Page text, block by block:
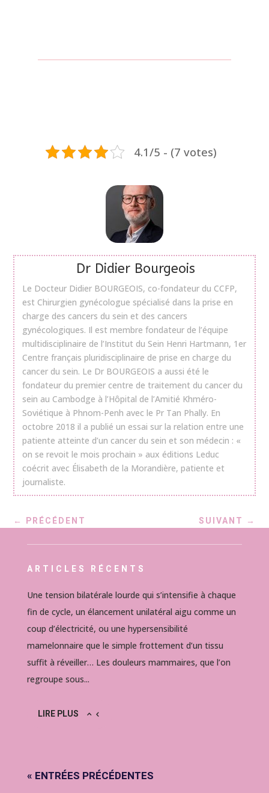
4.1/5 - (7 votes)
Dr Didier Bourgeois
Le Docteur Didier BOURGEOIS, co-fondateur du CCFP,
est Chirurgien gynécologue spécialisé dans la prise en
charge des cancers du sein et des cancers
gynécologiques. Il est membre fondateur de l’équipe
multidisciplinaire de l’Institut du Sein Henri Hartmann, 1er
Centre français pluridisciplinaire de prise en charge du
cancer du sein. Le Dr BOURGEOIS a aussi été le
fondateur du premier centre de traitement du cancer du
sein au Cambodge à l’Hôpital de l’Amitié Khméro-
Soviétique à Phnom-Penh avec le Pr Tan Phally. En
octobre 2018 il a publié un essai sur la relation entre une
patiente atteinte d’un cancer du sein et son médecin : «
on se revoit le mois prochain » aux éditions Leduc
coécrit avec Élisabeth de la Morandière, patiente et
journaliste.
← PRÉCÉDENT SUIVANT →
ARTICLES RÉCENTS
Une tension bilatérale lourde qui s’intensifie à chaque
fin de cycle, un élancement unilatéral aigu comme un
coup d’électricité, ou une hypersensibilité
mamelonnaire que le simple frottement d’un tissu
suffit à réveiller… Les douleurs mammaires, que l’on
regroupe sous...
LIRE PLUS
« ENTRÉES PRÉCÉDENTES